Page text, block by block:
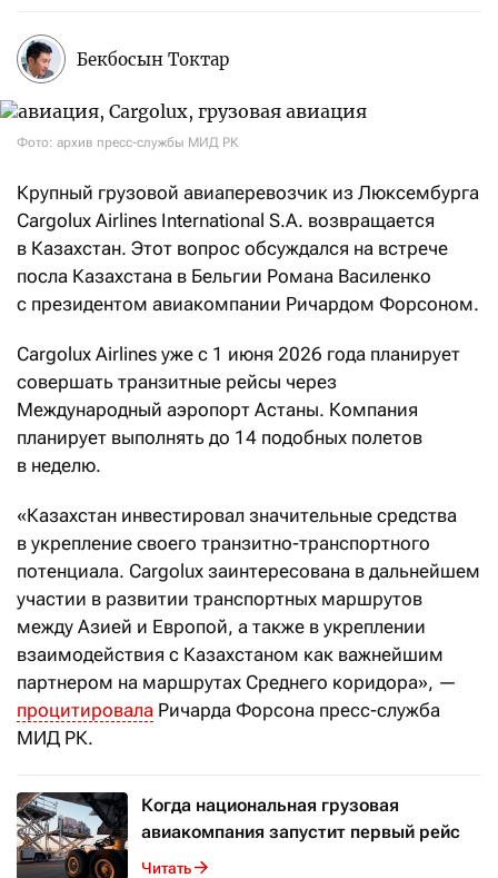
Бекбосын Токтар
Фото: архив пресс-службы МИД РК
Крупный грузовой авиаперевозчик из Люксембурга
Cargolux Airlines International S.A. возвращается
в Казахстан. Этот вопрос обсуждался на встрече
посла Казахстана в Бельгии Романа Василенко
с президентом авиакомпании Ричардом Форсоном.
Cargolux Airlines уже с 1 июня 2026 года планирует
совершать транзитные рейсы через
Международный аэропорт Астаны. Компания
планирует выполнять до 14 подобных полетов
в неделю.
«Казахстан инвестировал значительные средства
в укрепление своего транзитно-транспортного
потенциала. Cargolux заинтересована в дальнейшем
участии в развитии транспортных маршрутов
между Азией и Европой, а также в укреплении
взаимодействия с Казахстаном как важнейшим
партнером на маршрутах Среднего коридора», —
процитировала Ричарда Форсона пресс-служба
МИД РК.
Когда национальная грузовая
авиакомпания запустит первый рейс
Читать